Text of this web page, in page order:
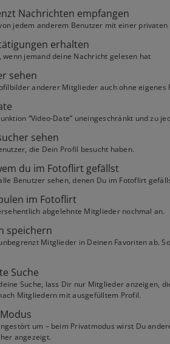
Nachrichten empfangen
jedem anderem Benutzer mit einer
erhalten
wenn jemand deine Nachricht gelesen hat
sehen
anderer Mitglieder auch ohne eigenes
“Video-Date” uneingeschränkt und zu
sehen
die Dein Profil besucht haben.
du im Fotoflirt gefällst
Benutzer sehen, denen Du im Fotoflirt
im Fotoflirt
abgelehnte Mitglieder nochmal an.
speichern
Mitglieder in Deinen Favoriten ab.
Suche
Suche, lass Dir nur Mitglieder anzeigen,
Mitgliedern mit ausgefülltem Profil.
um – beim Privatmodus wirst Du
angezeigt.